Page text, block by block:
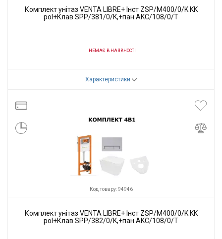
Комплект унітаз VENTA LIBRE+ Інст ZSP/M400/0/K KK
pol+Клав.SPP/381/0/K,+пан.AKC/108/0/T
НЕМАЄ В НАЯВНОСТІ
Характеристики
Код товару: 94946
Комплект унітаз VENTA LIBRE+ Інст ZSP/M400/0/K KK
pol+Клав.SPP/382/0/K,+пан.AKC/108/0/T